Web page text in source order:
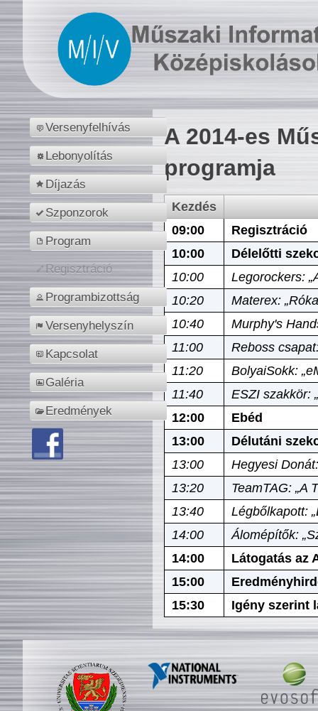
Versenyfelhívás
Lebonyolítás
Díjazás
Szponzorok
Program
Regisztráció
Programbizottság
Versenyhelyszín
Kapcsolat
Galéria
Eredmények
A 2014-es
programja
Kezdés
09:00
Regisztráció
10:00
Délelőtti
10:00
Legorockers:
10:20
Materex:
10:40
Murphy's
11:00
Reboss
11:20
BolyaiSokk:
11:40
ESZI szakkör:
12:00
Ebéd
13:00
Délutáni
13:00
Hegyesi
13:20
TeamTAG: „A
13:40
Légbőlkapott:
14:00
Álomépítők:
14:00
Látogatás az
15:00
15:30
Igény szerint